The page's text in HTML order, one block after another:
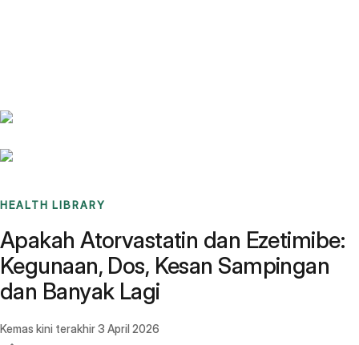
HEALTH LIBRARY
Apakah Atorvastatin dan Ezetimibe:
Kegunaan, Dos, Kesan Sampingan
dan Banyak Lagi
Kemas kini terakhir3 April 2026